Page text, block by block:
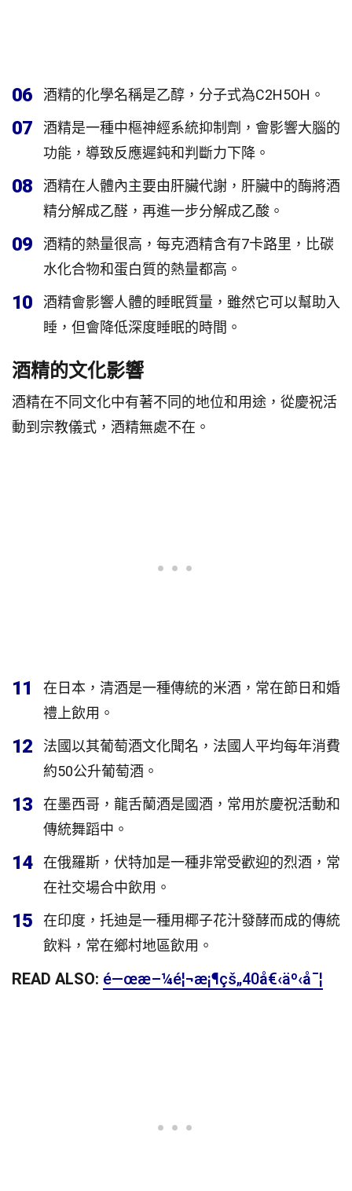
06 酒精的化學名稱是乙醇，分子式為C2H5OH。
07
酒精是一種中樞神經系統抑制劑，會影響大腦的
功能，導致反應遲鈍和判斷力下降。
08
酒精在人體內主要由肝臟代謝，肝臟中的酶將酒
精分解成乙醛，再進一步分解成乙酸。
09
酒精的熱量很高，每克酒精含有7卡路里，比碳
水化合物和蛋白質的熱量都高。
10
酒精會影響人體的睡眠質量，雖然它可以幫助入
睡，但會降低深度睡眠的時間。
酒精的文化影響
酒精在不同文化中有著不同的地位和用途，從慶祝活
動到宗教儀式，酒精無處不在。
11
在日本，清酒是一種傳統的米酒，常在節日和婚
禮上飲用。
12
法國以其葡萄酒文化聞名，法國人平均每年消費
約50公升葡萄酒。
13
在墨西哥，龍舌蘭酒是國酒，常用於慶祝活動和
傳統舞蹈中。
14
在俄羅斯，伏特加是一種非常受歡迎的烈酒，常
在社交場合中飲用。
15
在印度，托迪是一種用椰子花汁發酵而成的傳統
飲料，常在鄉村地區飲用。
READ ALSO: é—œæ–¼é¦¬æ¡¶çš„40å€‹äº‹å¯¦